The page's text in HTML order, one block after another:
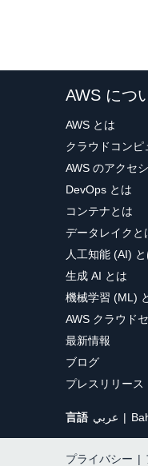
AWS につ
AWS とは
クラウドコンピ
AWS のアクセ
DevOps とは
コンテナとは
データレイクと
人工知能 (AI) と
生成 AI とは
機械学習 (ML)
AWS クラウド
最新情報
ブログ
プレスリリース
言語 عربي
プライバシー |